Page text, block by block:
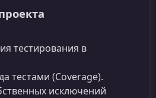
тестирования в
тестами (Coverage).
исключений